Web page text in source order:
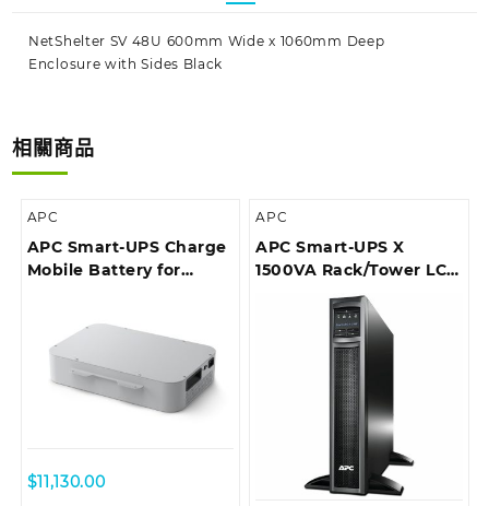
NetShelter SV 48U 600mm Wide x 1060mm Deep
Enclosure with Sides Black
相關商品
APC
APC Smart-UPS Charge
Mobile Battery for
$11,130.00
APC
APC Smart-UPS X
1500VA Rack/Tower LCD